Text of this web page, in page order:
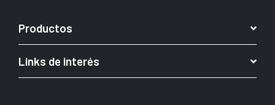
Productos
Links de interés